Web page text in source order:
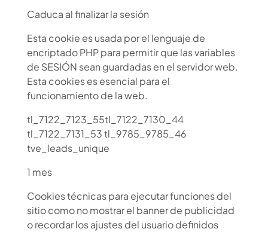
Caduca al finalizar la sesión
Esta cookie es usada por el lenguaje de
encriptado PHP para permitir que las variables
de SESIÓN sean guardadas en el servidor web.
Esta cookies es esencial para el
funcionamiento de la web.
tl_7122_7123_55tl_7122_7130_44
tl_7122_7131_53 tl_9785_9785_46
tve_leads_unique
1 mes
Cookies técnicas para ejecutar funciones del
sitio como no mostrar el banner de publicidad
o recordar los ajustes del usuario definidos